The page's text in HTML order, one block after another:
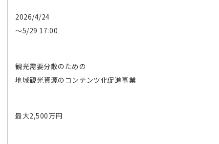
2026/4/24
〜5/29 17:00
観光需要分散のための
地域観光資源のコンテンツ化促進事業
最大2,500万円